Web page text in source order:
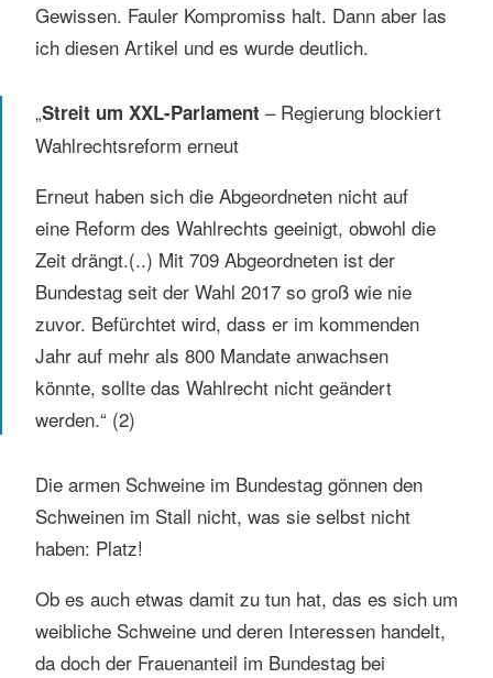
Gewissen. Fauler Kompromiss halt. Dann aber las
ich diesen Artikel und es wurde deutlich.
„Streit um XXL-Parlament – Regierung blockiert
Wahlrechtsreform erneut
Erneut haben sich die Abgeordneten nicht auf
eine Reform des Wahlrechts geeinigt, obwohl die
Zeit drängt.(..) Mit 709 Abgeordneten ist der
Bundestag seit der Wahl 2017 so groß wie nie
zuvor. Befürchtet wird, dass er im kommenden
Jahr auf mehr als 800 Mandate anwachsen
könnte, sollte das Wahlrecht nicht geändert
werden.“ (2)
Die armen Schweine im Bundestag gönnen den
Schweinen im Stall nicht, was sie selbst nicht
haben: Platz!
Ob es auch etwas damit zu tun hat, das es sich um
weibliche Schweine und deren Interessen handelt,
da doch der Frauenanteil im Bundestag bei